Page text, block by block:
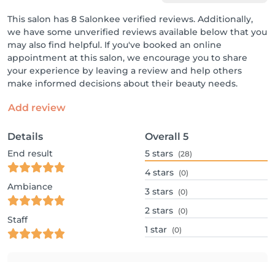
This salon has 8 Salonkee verified reviews. Additionally,
we have some unverified reviews available below that you
may also find helpful. If you've booked an online
appointment at this salon, we encourage you to share
your experience by leaving a review and help others
make informed decisions about their beauty needs.
Add review
Details
End result
Ambiance
Staff
Overall 5
5 stars (28)
4 stars (0)
3 stars (0)
2 stars (0)
1 star (0)